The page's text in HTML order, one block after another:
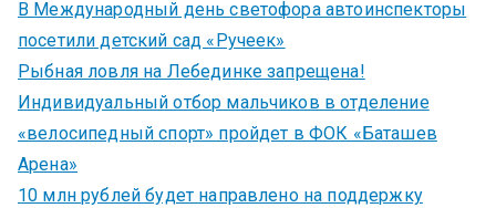
В Международный день светофора автоинспекторы
посетили детский сад «Ручеек»
Рыбная ловля на Лебединке запрещена!
Индивидуальный отбор мальчиков в отделение
«велосипедный спорт» пройдет в ФОК «Баташев
Арена»
10 млн рублей будет направлено на поддержку